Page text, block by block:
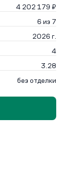
4 202 179 ₽
6 из 7
2026 г.
4
3.28
без отделки